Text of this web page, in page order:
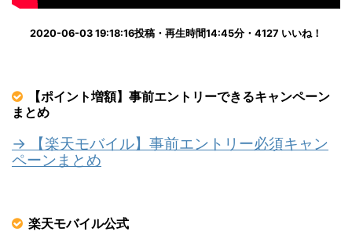
2020-06-03 19:18:16投稿・再生時間14:45分・4127 いいね！
【ポイント増額】事前エントリーできるキャンペーン
まとめ
→ 【楽天モバイル】事前エントリー必須キャン
ペーンまとめ
楽天モバイル公式